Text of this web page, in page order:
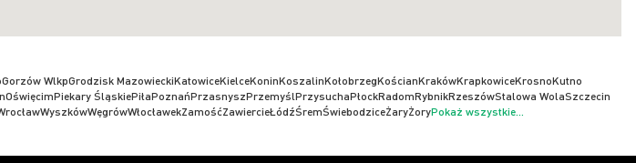
Gorzów WlkpGrodzisk MazowieckiKatowiceKielceKoninKoszalinKołobrzegKościanKrakówKrapkowiceKrosnoKutno
OświęcimPiekary ŚląskiePiłaPoznańPrzasnyszPrzemyślPrzysuchaPłockRadomRybnikRzeszówStalowa WolaSzczecin
WyszkówWęgrówWłocławekZamośćZawiercieŁódźŚremŚwiebodziceŻaryŻoryPokaż wszystkie...